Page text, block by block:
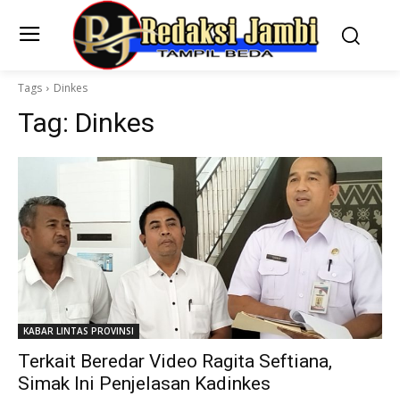
Tags Dinkes
Tag: Dinkes
KABAR LINTAS PROVINSI
Terkait Beredar Video Ragita Seftiana,
Simak Ini Penjelasan Kadinkes